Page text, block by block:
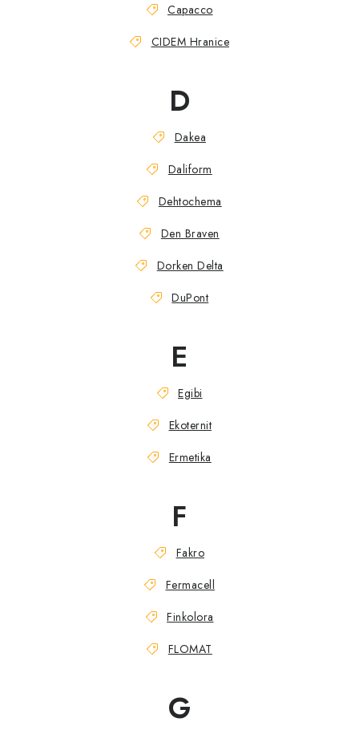
Capacco
CIDEM Hranice
D
Dakea
Daliform
Dehtochema
Den Braven
Dorken Delta
DuPont
E
Egibi
Ekoternit
Ermetika
F
Fakro
Fermacell
Finkolora
FLOMAT
G